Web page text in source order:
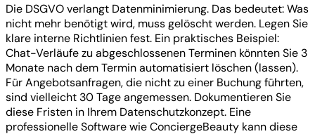
Die DSGVO verlangt Datenminimierung. Das bedeutet: Was
nicht mehr benötigt wird, muss gelöscht werden. Legen Sie
klare interne Richtlinien fest. Ein praktisches Beispiel:
Chat-Verläufe zu abgeschlossenen Terminen könnten Sie 3
Monate nach dem Termin automatisiert löschen (lassen).
Für Angebotsanfragen, die nicht zu einer Buchung führten,
sind vielleicht 30 Tage angemessen. Dokumentieren Sie
diese Fristen in Ihrem Datenschutzkonzept. Eine
professionelle Software wie ConciergeBeauty kann diese